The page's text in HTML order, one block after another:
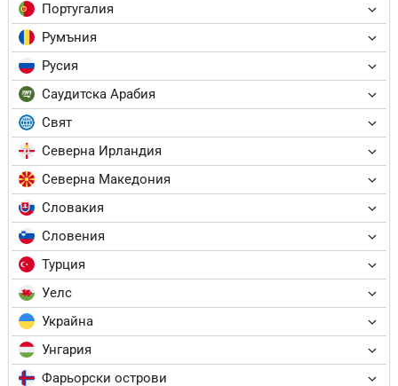
Португалия
Румъния
Русия
Саудитска Арабия
Свят
Северна Ирландия
Северна Македония
Словакия
Словения
Турция
Уелс
Украйна
Унгария
Фарьорски острови